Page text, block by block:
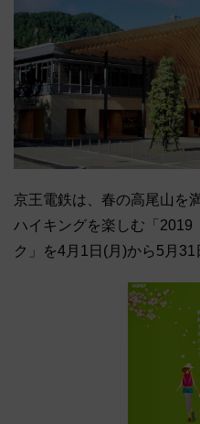
京王電鉄は、春の高尾山を
ハイキングを楽しむ「
ク」を4月1日(月)から5月31